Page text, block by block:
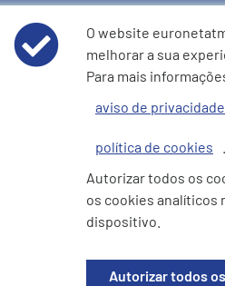
Termos e condições de
Aviso de Privacidade de Dados
Política de cookies
e360 Declaração sobre
Seres Humanos
Site do Investidor
O website
melhorar a sua
Para mais
aviso de
política de cookies
Autorizar todos os
os cookies analíticos
dispositivo.
Autorizar todos